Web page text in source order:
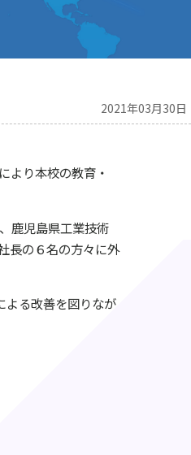
2021年03月30日
より本校の教育・
児島県工業技術
の６名の方々に外
よる改善を図りなが